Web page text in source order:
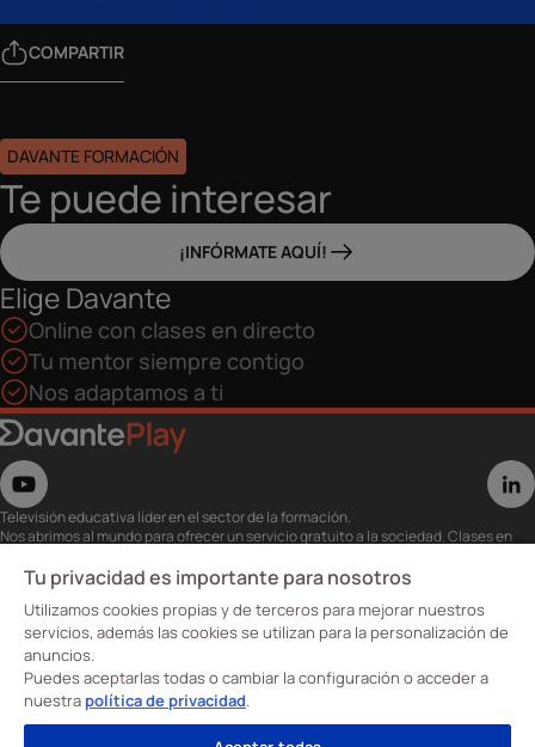
COMPARTIR
DAVANTE FORMACIÓN
Te puede interesar
¡INFÓRMATE AQUÍ!
Elige Davante
Online con clases en directo
Tu mentor siempre contigo
Nos adaptamos a ti
Televisión educativa líder en el sector de la formación.
Nos abrimos al mundo para ofrecer un servicio gratuito a la sociedad. Clases en
eventos, masterclass y recursos para estudiantes…
Utiliza esta plataforma para tu formación ya seas opositor o estés formándote
para conseguir o mejorar tu empleo.
Te invitamos a conocer nuestro contenido a la carta para ver cuándo y dónde
quieras.
Davante Play. #FormaciónEnAbierto
Oposiciones
Tu privacidad es importante para nosotros
Utilizamos cookies propias y de terceros para mejorar nuestros
servicios, además las cookies se utilizan para la personalización de
anuncios.
Puedes aceptarlas todas o cambiar la configuración o acceder a
nuestra política de privacidad.